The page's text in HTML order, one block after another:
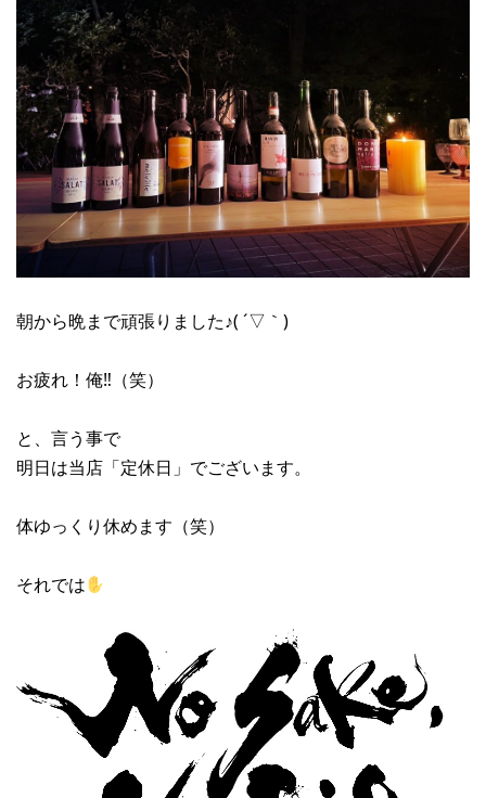
朝から晩まで頑張りました♪( ´▽｀)
お疲れ！俺‼︎（笑）
と、言う事で
明日は当店「定休日」でございます。
体ゆっくり休めます（笑）
それでは